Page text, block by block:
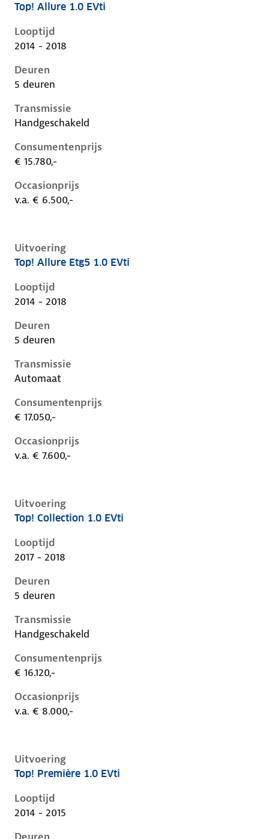
Peugeot 108 i, 1.0 evti, 50 kW, Benzine, 5 deuren
Top! Allure 1.0 EVti
Looptijd
2014 - 2018
Deuren
5 deuren
Transmissie
Handgeschakeld
Consumentenprijs
€ 15.780,-
Occasionprijs
v.a. € 6.500,-
Uitvoering
Peugeot 108 i, 1.0 evti, 50 kW, Benzine, 5 deuren
Top! Allure Etg5 1.0 EVti
Looptijd
2014 - 2018
Deuren
5 deuren
Transmissie
Automaat
Consumentenprijs
€ 17.050,-
Occasionprijs
v.a. € 7.600,-
Uitvoering
Peugeot 108 i, 1.0 evti, 50 kW, Benzine, 5 deuren
Top! Collection 1.0 EVti
Looptijd
2017 - 2018
Deuren
5 deuren
Transmissie
Handgeschakeld
Consumentenprijs
€ 16.120,-
Occasionprijs
v.a. € 8.000,-
Uitvoering
Peugeot 108 i, 1.0 evti, 50 kW, Benzine, 5 deuren
Top! Première 1.0 EVti
Looptijd
2014 - 2015